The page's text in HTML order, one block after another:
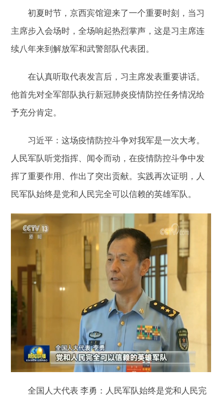
初夏时节，京西宾馆迎来了一个重要时刻，当习
主席步入会场时，全场响起热烈掌声，这是习主席连
续八年来到解放军和武警部队代表团。
在认真听取代表发言后，习主席发表重要讲话。
他首先对全军部队执行新冠肺炎疫情防控任务情况给
予充分肯定。
习近平：这场疫情防控斗争对我军是一次大考。
人民军队听党指挥、闻令而动，在疫情防控斗争中发
挥了重要作用、作出了突出贡献。实践再次证明，人
民军队始终是党和人民完全可以信赖的英雄军队。
全国人大代表 李勇：人民军队始终是党和人民完